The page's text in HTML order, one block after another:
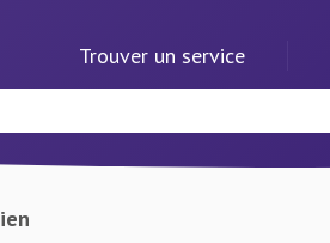
Trouver un service